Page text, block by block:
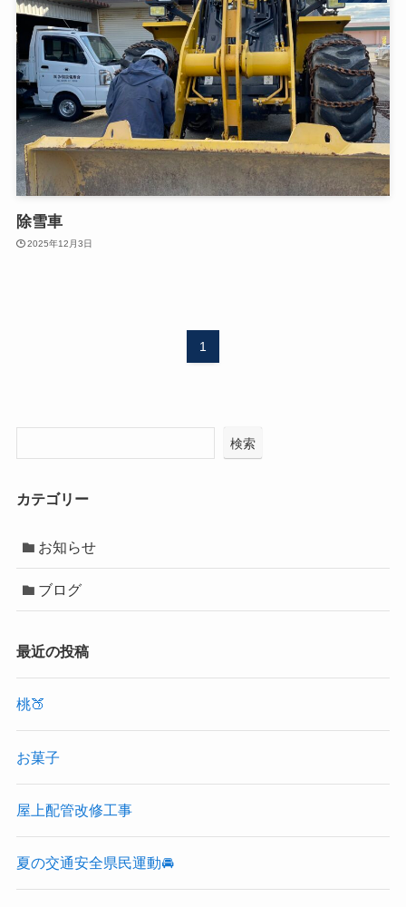
除雪車
2025年12月3日
1
検索
カテゴリー
お知らせ
ブログ
最近の投稿
桃🍑
お菓子
屋上配管改修工事
夏の交通安全県民運動🚘